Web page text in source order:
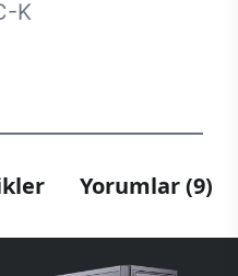
K
Yorumlar (9)